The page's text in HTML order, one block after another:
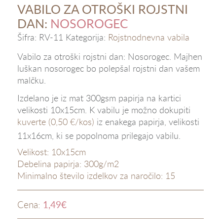
VABILO ZA OTROŠKI ROJSTNI
DAN: NOSOROGEC
Šifra: RV-11 Kategorija: Rojstnodnevna vabila
Vabilo za otroški rojstni dan: Nosorogec. Majhen
luškan nosorogec bo polepšal rojstni dan vašem
malčku.
Izdelano je iz mat 300gsm papirja na kartici
velikosti 10x15cm. K vabilu je možno dokupiti
kuverte (0,50 €/kos) iz enakega papirja, velikosti
11x16cm, ki se popolnoma prilegajo vabilu.
Velikost: 10x15cm
Debelina papirja: 300g/m2
Minimalno število izdelkov za naročilo: 15
Cena: 1,49€